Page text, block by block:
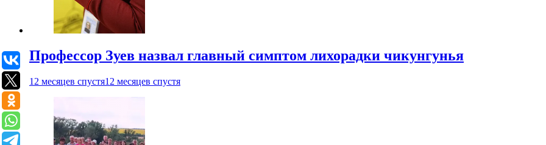
Профессор Зуев назвал главный симптом лихорадки чикунгунья
12 месяцев спустя12 месяцев спустя